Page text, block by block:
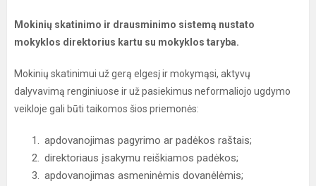
Mokinių skatinimo ir drausminimo sistemą nustato
mokyklos direktorius kartu su mokyklos taryba.
Mokinių skatinimui už gerą elgesį ir mokymąsi, aktyvų
dalyvavimą renginiuose ir už pasiekimus neformaliojo ugdymo
veikloje gali būti taikomos šios priemonės:
apdovanojimas pagyrimo ar padėkos raštais;
direktoriaus įsakymu reiškiamos padėkos;
apdovanojimas asmeninėmis dovanėlėmis;